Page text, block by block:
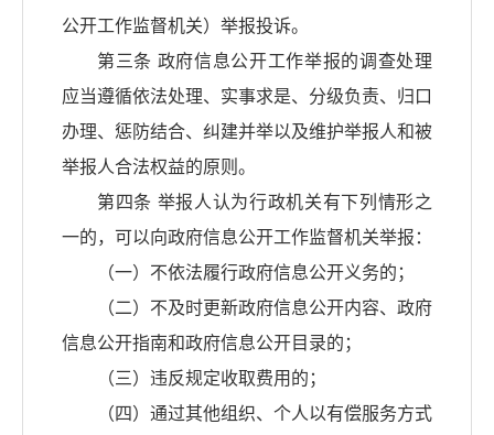
公开工作监督机关）举报投诉。
第三条 政府信息公开工作举报的调查处理
应当遵循依法处理、实事求是、分级负责、归口
办理、惩防结合、纠建并举以及维护举报人和被
举报人合法权益的原则。
第四条 举报人认为行政机关有下列情形之
一的，可以向政府信息公开工作监督机关举报：
（一）不依法履行政府信息公开义务的；
（二）不及时更新政府信息公开内容、政府
信息公开指南和政府信息公开目录的；
（三）违反规定收取费用的；
（四）通过其他组织、个人以有偿服务方式